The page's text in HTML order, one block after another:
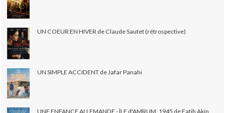
UN COEUR EN HIVER de Claude Sautet (rétrospective)
UN SIMPLE ACCIDENT de Jafar Panahi
UNE ENFANCE ALLEMANDE - ÎLE d'AMRUM, 1945 de Fatih Akin